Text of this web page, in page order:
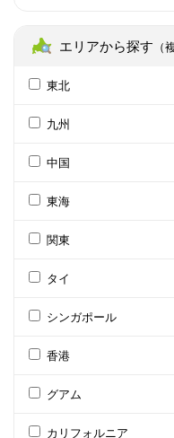
エリアから探す （
東北
九州
中国
東海
関東
タイ
シンガポール
香港
グアム
カリフォルニア